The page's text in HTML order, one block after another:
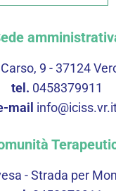
9 - 37124
tel. 0458379911
mail
- Strada per